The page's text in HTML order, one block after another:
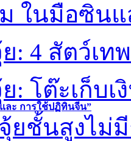
ละ การใช้ปฏิทินจีน”
ในมือซิน
: 4 สัตว์เทพ
: โต๊ะเก็บเ
ยชั้นสูงไม่